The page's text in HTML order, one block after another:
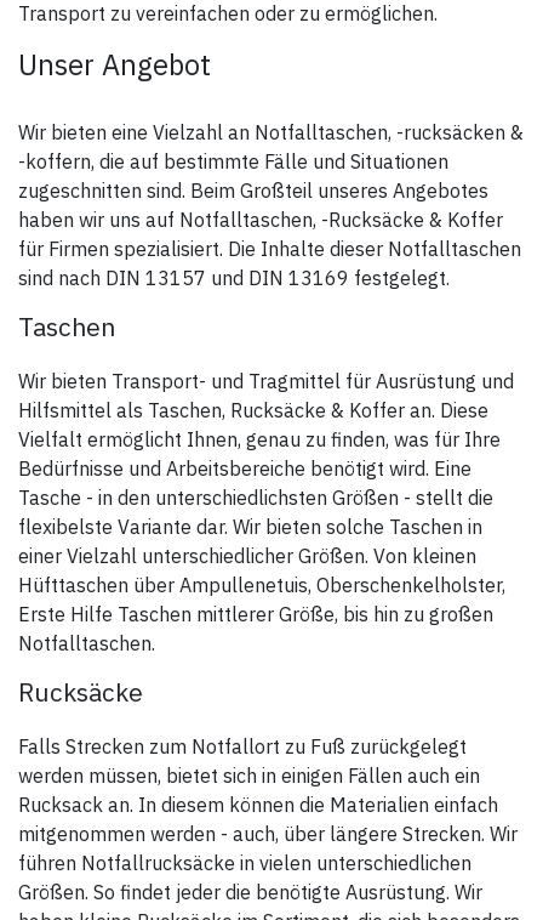
Transport zu vereinfachen oder zu ermöglichen.
Unser Angebot
Wir bieten eine Vielzahl an Notfalltaschen, -rucksäcken &
-koffern, die auf bestimmte Fälle und Situationen
zugeschnitten sind. Beim Großteil unseres Angebotes
haben wir uns auf Notfalltaschen, -Rucksäcke & Koffer
für Firmen spezialisiert. Die Inhalte dieser Notfalltaschen
sind nach DIN 13157 und DIN 13169 festgelegt.
Taschen
Wir bieten Transport- und Tragmittel für Ausrüstung und
Hilfsmittel als Taschen, Rucksäcke & Koffer an. Diese
Vielfalt ermöglicht Ihnen, genau zu finden, was für Ihre
Bedürfnisse und Arbeitsbereiche benötigt wird. Eine
Tasche - in den unterschiedlichsten Größen - stellt die
flexibelste Variante dar. Wir bieten solche Taschen in
einer Vielzahl unterschiedlicher Größen. Von kleinen
Hüfttaschen über Ampullenetuis, Oberschenkelholster,
Erste Hilfe Taschen mittlerer Größe, bis hin zu großen
Notfalltaschen.
Rucksäcke
Falls Strecken zum Notfallort zu Fuß zurückgelegt
werden müssen, bietet sich in einigen Fällen auch ein
Rucksack an. In diesem können die Materialien einfach
mitgenommen werden - auch, über längere Strecken. Wir
führen Notfallrucksäcke in vielen unterschiedlichen
Größen. So findet jeder die benötigte Ausrüstung. Wir